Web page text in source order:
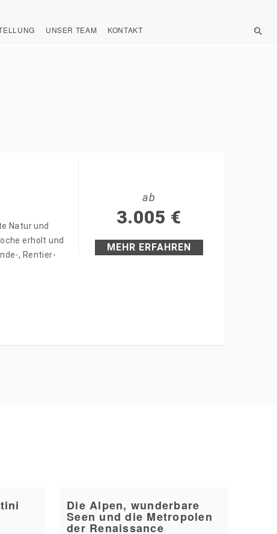
UNSER TEAM KONTAKT
Natur und
erholt und
, Rentier-
ab
3.005 €
MEHR ERFAHREN
Die Alpen, wunderbare
Seen und die Metropolen
der Renaissance